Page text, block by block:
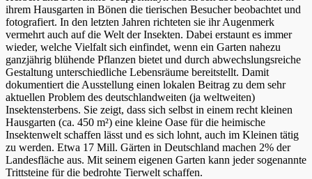
ihrem Hausgarten in Bönen die tierischen Besucher beobachtet und
fotografiert. In den letzten Jahren richteten sie ihr Augenmerk
vermehrt auch auf die Welt der Insekten. Dabei erstaunt es immer
wieder, welche Vielfalt sich einfindet, wenn ein Garten nahezu
ganzjährig blühende Pflanzen bietet und durch abwechslungsreiche
Gestaltung unterschiedliche Lebensräume bereitstellt. Damit
dokumentiert die Ausstellung einen lokalen Beitrag zu dem sehr
aktuellen Problem des deutschlandweiten (ja weltweiten)
Insektensterbens. Sie zeigt, dass sich selbst in einem recht kleinen
Hausgarten (ca. 450 m²) eine kleine Oase für die heimische
Insektenwelt schaffen lässt und es sich lohnt, auch im Kleinen tätig
zu werden. Etwa 17 Mill. Gärten in Deutschland machen 2% der
Landesfläche aus. Mit seinem eigenen Garten kann jeder sogenannte
Trittsteine für die bedrohte Tierwelt schaffen.